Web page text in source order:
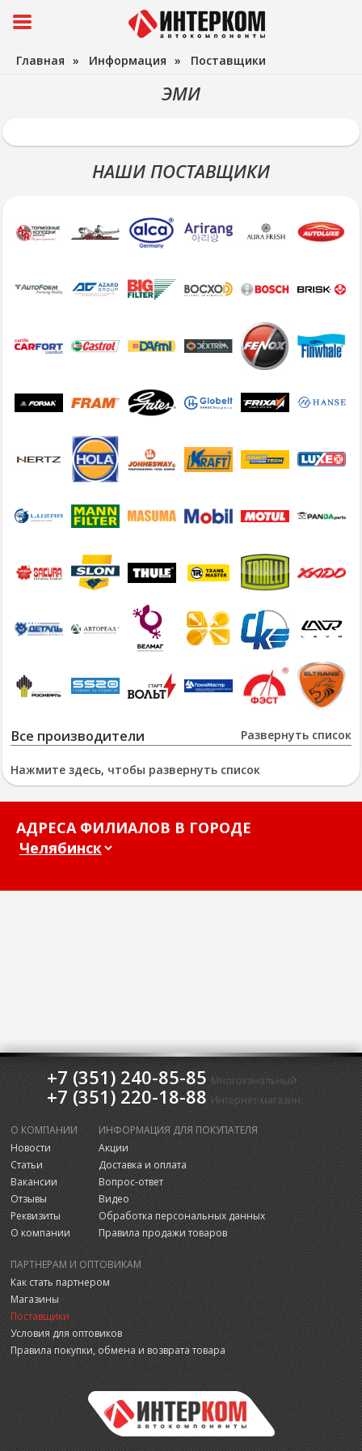
Главная » Информация » Поставщики
ЭМИ
НАШИ ПОСТАВЩИКИ
Развернуть список
Все производители
Нажмите здесь, чтобы развернуть список
АДРЕСА ФИЛИАЛОВ В ГОРОДЕ
+7 (351) 240-85-85 Многоканальный
+7 (351) 220-18-88 Интернет-магазин
О КОМПАНИИ
Новости
Статьи
Вакансии
Отзывы
Реквизиты
О компании
ИНФОРМАЦИЯ ДЛЯ ПОКУПАТЕЛЯ
Акции
Доставка и оплата
Вопрос-ответ
Видео
Обработка персональных данных
Правила продажи товаров
ПАРТНЕРАМ И ОПТОВИКАМ
Как стать партнером
Магазины
Поставщики
Условия для оптовиков
Правила покупки, обмена и возврата товара